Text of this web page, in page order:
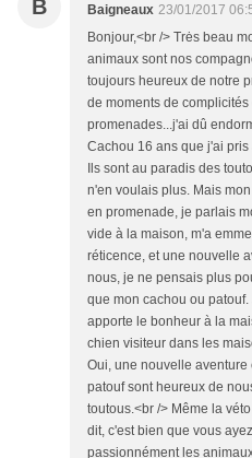
B Baigneaux 23/01/2017
Bonjour,<br /> Trės beau
animaux sont nos
toujours heureux de notre
de moments de
promenades...j'ai dû
Cachou 16 ans que j'ai
Ils sont au paradis des
n'en voulais plus. Mais
en promenade, je parlais
vide à la maison, m'a
réticence, et une nouvelle
nous, je ne pensais plus
que mon cachou ou
apporte le bonheur à la
chien visiteur dans les
Oui, une nouvelle
patouf sont heureux de
toutous.<br /> Même la
dit, c'est bien que vous
passionnément les